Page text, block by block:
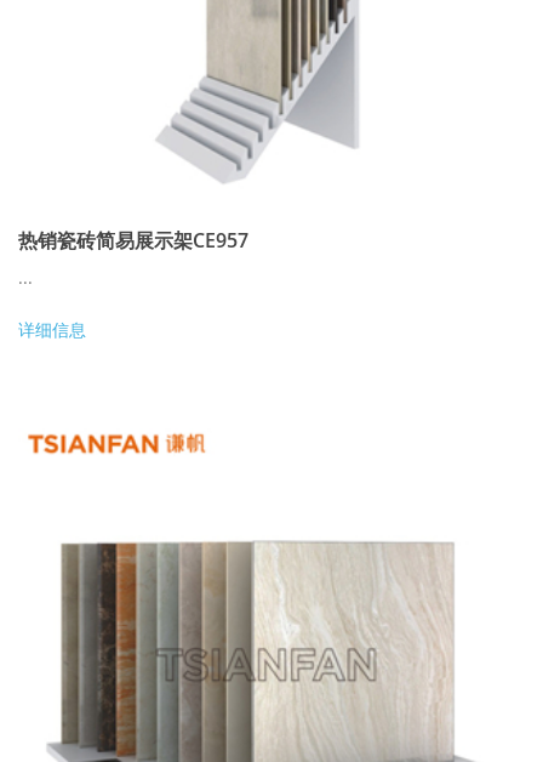
热销瓷砖简易展示架CE957
...
详细信息